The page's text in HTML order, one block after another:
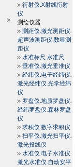
衍射仪.X射线衍射
仪
测绘仪器
测距仪.激光测距仪.
超声波测距仪.数显测
距仪
水准标尺.水准尺
垂准仪.激光垂准仪
经纬仪.电子经纬仪.
激光经纬仪.光学经纬
仪
罗盘仪.地质罗盘仪.
经纬罗盘仪.森林罗盘
仪
求积仪.数字求积仪
扫平仪.激光扫平仪.
激光投线仪
水准仪.电子水准仪.
激光水准仪.自动安平